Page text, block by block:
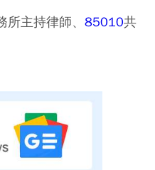
主持律師、 85010共